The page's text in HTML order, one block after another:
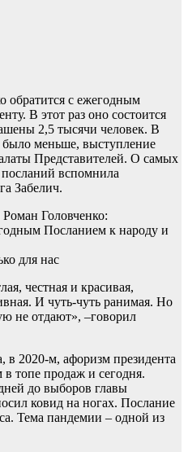
обратится с ежегодным
В этот раз оно состоится
2,5 тысячи человек. В
меньше, выступление
Представителей. О самых
вспомнила
Забелич.
Роман Головченко:
для нас
честная и красивая,
И чуть-чуть ранимая. Но
не отдают», –говорил
2020-м, афоризм президента
топе продаж и сегодня.
до выборов главы
ковид на ногах. Послание
Тема пандемии – одной из